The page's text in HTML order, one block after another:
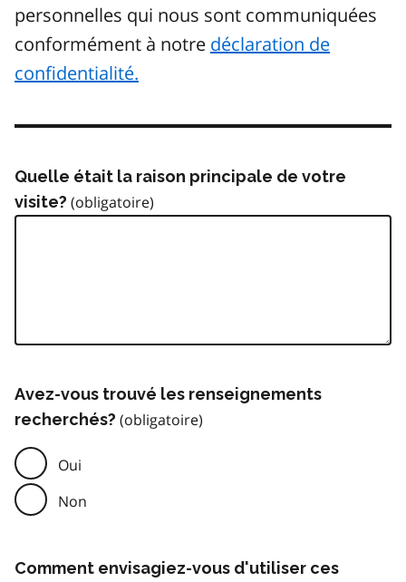
personnelles qui nous sont communiquées
conformément à notre déclaration de
confidentialité.
Quelle était la raison principale de votre
visite?
Avez-vous trouvé les renseignements
recherchés?
Oui
Non
Comment envisagiez-vous d'utiliser ces